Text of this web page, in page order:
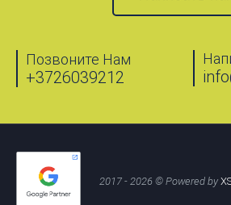
Позвоните Нам
+3726039212
2017 - 2026 © Powered by